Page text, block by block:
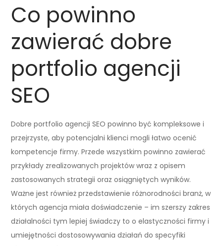
Co powinno
zawierać dobre
portfolio agencji
SEO
Dobre portfolio agencji SEO powinno być kompleksowe i
przejrzyste, aby potencjalni klienci mogli łatwo ocenić
kompetencje firmy. Przede wszystkim powinno zawierać
przykłady zrealizowanych projektów wraz z opisem
zastosowanych strategii oraz osiągniętych wyników.
Ważne jest również przedstawienie różnorodności branż, w
których agencja miała doświadczenie – im szerszy zakres
działalności tym lepiej świadczy to o elastyczności firmy i
umiejętności dostosowywania działań do specyfiki